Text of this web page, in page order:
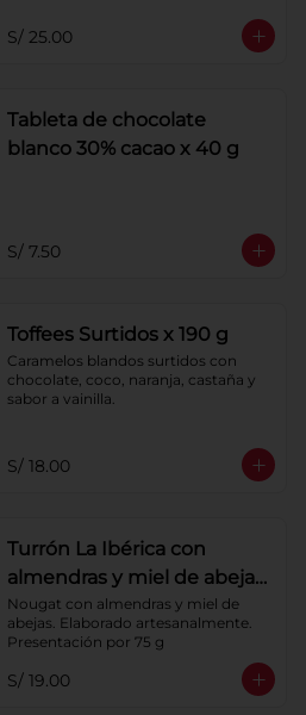
S/ 25.00
Tableta de chocolate
blanco 30% cacao x 40 g
S/ 7.50
Toffees Surtidos x 190 g
Caramelos blandos surtidos con
chocolate, coco, naranja, castaña y
sabor a vainilla.
S/ 18.00
Turrón La Ibérica con
almendras y miel de abeja
x 75g
Nougat con almendras y miel de
abejas. Elaborado artesanalmente.
Presentación por 75 g
S/ 19.00